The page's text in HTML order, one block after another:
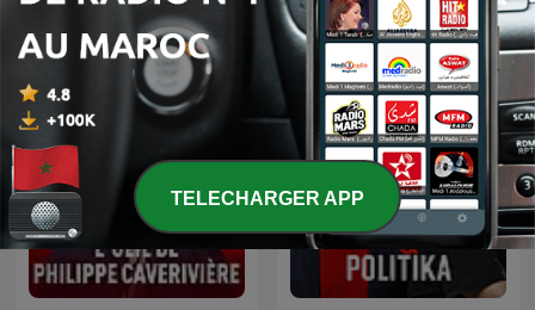
La Linterna CRIMES • Histoires Vraies
TELECHARGER APP